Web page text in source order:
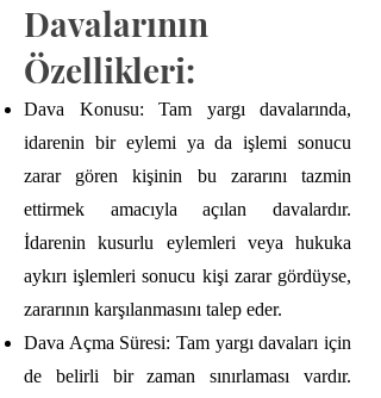
Davalarının
Özellikleri:
Dava Konusu: Tam yargı davalarında,
idarenin bir eylemi ya da işlemi sonucu
zarar gören kişinin bu zararını tazmin
ettirmek amacıyla açılan davalardır.
İdarenin kusurlu eylemleri veya hukuka
aykırı işlemleri sonucu kişi zarar gördüyse,
zararının karşılanmasını talep eder.
Dava Açma Süresi: Tam yargı davaları için
de belirli bir zaman sınırlaması vardır.